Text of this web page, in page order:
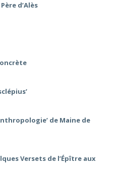
d’Alès
de Maine de
Versets de l’Épître aux